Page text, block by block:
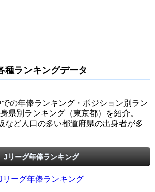
種ランキングデータ
での年俸ランキング・ポジション別ラン
県別ランキング（東京都）を紹介。
など人口の多い都道府県の出身者が多
Jリーグ年俸ランキング
リーグ年俸ランキング